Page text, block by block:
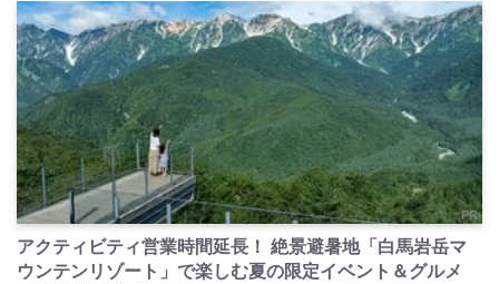
PR
アクティビティ営業時間延長！ 絶景避暑地「白馬岩岳マ
ウンテンリゾート」で楽しむ夏の限定イベント＆グルメ